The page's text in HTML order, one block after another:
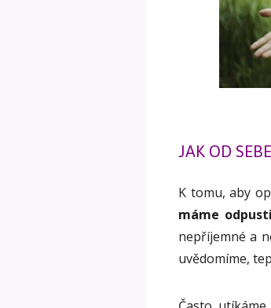
JAK OD
K tomu, aby
máme
nepříjemné a
uvědomíme,